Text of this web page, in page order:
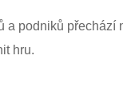
podniků
hru.